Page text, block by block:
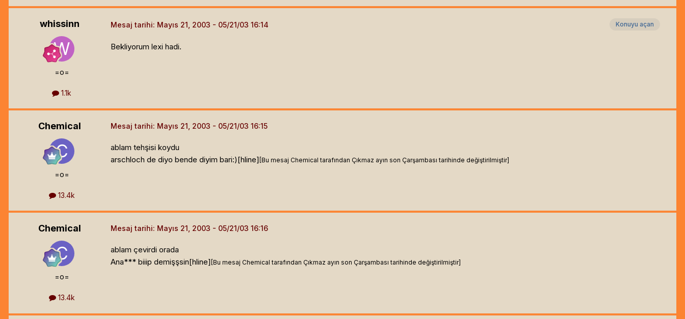
whissinn
=o=
1.1k
Konuyu açan
Mesaj tarihi: Mayıs 21, 2003
Bekliyorum lexi hadi.
Chemical
=o=
13.4k
Mesaj tarihi: Mayıs 21, 2003
ablam tehşisi koydu
arschloch de diyo bende diyim bari:)[hline] [Bu mesaj Chemical tarafından Çıkmaz ayın son Çarşambası tarihinde değiştirilmiştir]
Chemical
=o=
13.4k
Mesaj tarihi: Mayıs 21, 2003
ablam çevirdi orada
Ana*** biiip demişşsin[hline] [Bu mesaj Chemical tarafından Çıkmaz ayın son Çarşambası tarihinde değiştirilmiştir]